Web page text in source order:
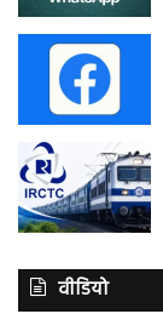
वीडियो